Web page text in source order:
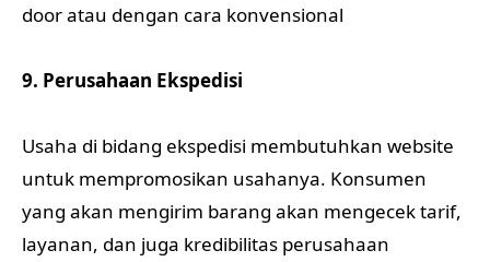
door atau dengan cara konvensional
9. Perusahaan Ekspedisi
Usaha di bidang ekspedisi membutuhkan website
untuk mempromosikan usahanya. Konsumen
yang akan mengirim barang akan mengecek tarif,
layanan, dan juga kredibilitas perusahaan